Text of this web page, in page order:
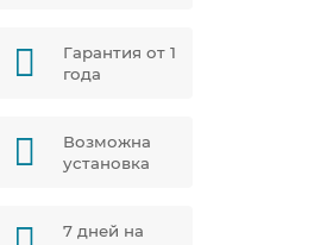
Гарантия от 1
года
Возможна
установка
7 дней на